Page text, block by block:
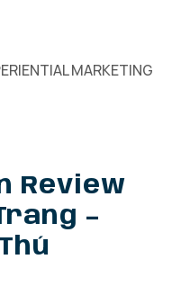
MARKETING
Review
–